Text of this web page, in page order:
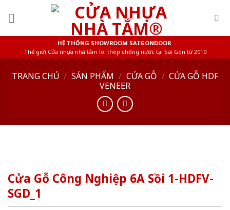
HỆ THỐNG SHOWROOM SAIGONDOOR
Thế giới Cửa nhựa nhà tắm lõi thép chống nước tại Sài Gòn từ 2010
TRANG CHỦ / SẢN PHẨM / CỬA GỖ / CỬA GỖ HDF
VENEER
Cửa Gỗ Công Nghiệp 6A Sồi 1-HDFV-
SGD_1